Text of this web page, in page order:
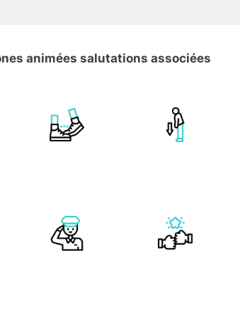
animées salutations associées